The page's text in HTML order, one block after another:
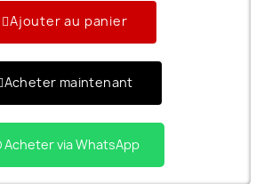
Ajouter au panier
Acheter maintenant
Acheter via WhatsApp